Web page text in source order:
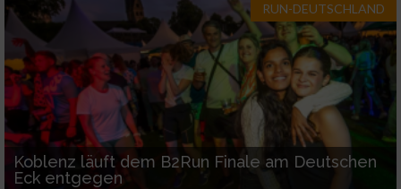
RUN-DEUTSCHLAND
Koblenz läuft dem B2Run Finale am Deutschen
Eck entgegen